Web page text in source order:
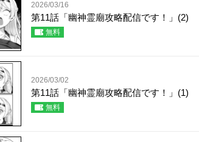
2026/03/16
第11話「幽神霊廟攻略配信です！」(2)
無料
2026/03/02
第11話「幽神霊廟攻略配信です！」(1)
無料